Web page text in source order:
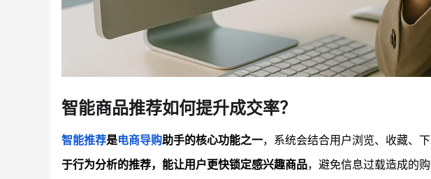
智能商品推荐如何提升成交率？
智能推荐是电商导购助手的核心功能之一，系统会结合用户浏览、收藏、
于行为分析的推荐，能让用户更快锁定感兴趣商品，避免信息过载造成的